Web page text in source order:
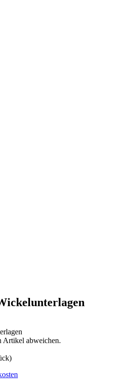
Artikel abweichen.